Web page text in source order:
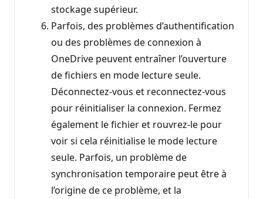
stockage supérieur.
Parfois, des problèmes d’authentification
ou des problèmes de connexion à
OneDrive peuvent entraîner l’ouverture
de fichiers en mode lecture seule.
Déconnectez-vous et reconnectez-vous
pour réinitialiser la connexion. Fermez
également le fichier et rouvrez-le pour
voir si cela réinitialise le mode lecture
seule. Parfois, un problème de
synchronisation temporaire peut être à
l’origine de ce problème, et la